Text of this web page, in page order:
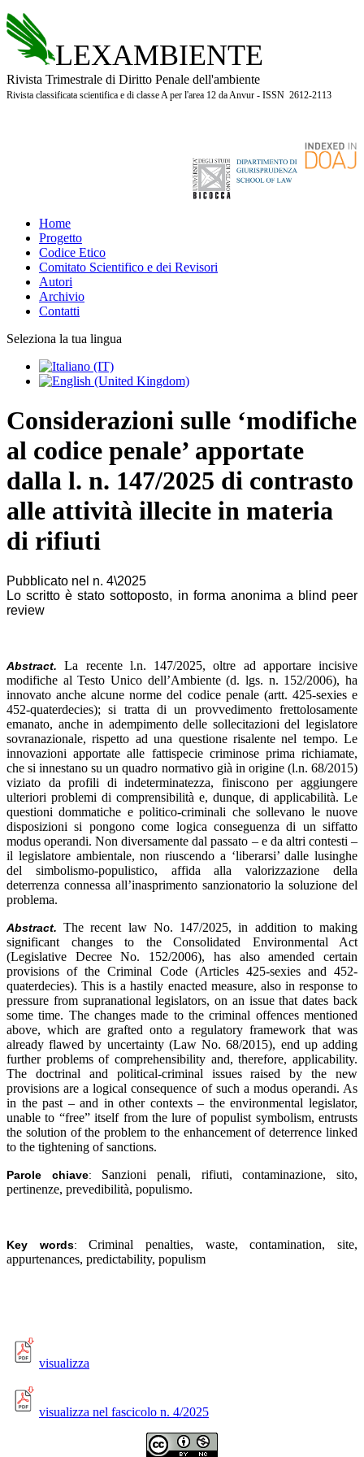
LEXAMBIENTE
Rivista Trimestrale di Diritto Penale dell'ambiente
Rivista classificata scientifica e di classe A per l'area 12 da Anvur - ISSN 2612-2113
Home
Progetto
Codice Etico
Comitato Scientifico e dei Revisori
Autori
Archivio
Contatti
Seleziona la tua lingua
Considerazioni sulle ‘modifiche
al codice penale’ apportate
dalla l. n. 147/2025 di contrasto
alle attività illecite in materia
di rifiuti
Pubblicato nel n. 4\2025
Lo scritto è stato sottoposto, in forma anonima a blind peer
review
Abstract.La recente l.n. 147/2025, oltre ad apportare incisive
modifiche al Testo Unico dell’Ambiente (d. lgs. n. 152/2006), ha
innovato anche alcune norme del codice penale (artt. 425-sexies e
452-quaterdecies); si tratta di un provvedimento frettolosamente
emanato, anche in adempimento delle sollecitazioni del legislatore
sovranazionale, rispetto ad una questione risalente nel tempo. Le
innovazioni apportate alle fattispecie criminose prima richiamate,
che si innestano su un quadro normativo già in origine (l.n. 68/2015)
viziato da profili di indeterminatezza, finiscono per aggiungere
ulteriori problemi di comprensibilità e, dunque, di applicabilità. Le
questioni dommatiche e politico-criminali che sollevano le nuove
disposizioni si pongono come logica conseguenza di un siffatto
modus operandi. Non diversamente dal passato – e da altri contesti –
il legislatore ambientale, non riuscendo a ‘liberarsi’ dalle lusinghe
del simbolismo-populistico, affida alla valorizzazione della
deterrenza connessa all’inasprimento sanzionatorio la soluzione del
problema.
Abstract.The recent law No. 147/2025, in addition to making
significant changes to the Consolidated Environmental Act
(Legislative Decree No. 152/2006), has also amended certain
provisions of the Criminal Code (Articles 425-sexies and 452-
quaterdecies). This is a hastily enacted measure, also in response to
pressure from supranational legislators, on an issue that dates back
some time. The changes made to the criminal offences mentioned
above, which are grafted onto a regulatory framework that was
already flawed by uncertainty (Law No. 68/2015), end up adding
further problems of comprehensibility and, therefore, applicability.
The doctrinal and political-criminal issues raised by the new
provisions are a logical consequence of such a modus operandi. As
in the past – and in other contexts – the environmental legislator,
unable to “free” itself from the lure of populist symbolism, entrusts
the solution of the problem to the enhancement of deterrence linked
to the tightening of sanctions.
Parole chiave: Sanzioni penali, rifiuti, contaminazione, sito,
pertinenze, prevedibilità, populismo.
Key words:Criminal penalties, waste, contamination, site,
appurtenances, predictability, populism
visualizza
visualizza nel fascicolo n. 4/2025